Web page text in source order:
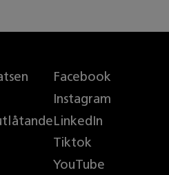
Facebook
Instagram
LinkedIn
Tiktok
YouTube